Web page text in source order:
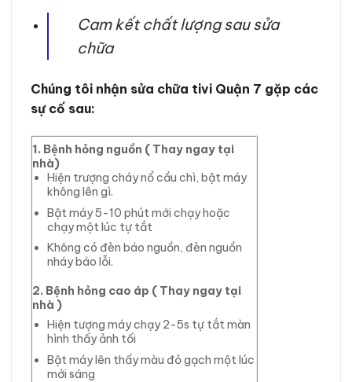
Cam kết chất lượng sau sửa
chữa
Chúng tôi nhận sửa chữa tivi Quận 7 gặp các
sự cố sau:
1. Bệnh hỏng nguồn ( Thay ngay tại
nhà)
Hiện trượng cháy nổ cầu chì, bật máy
không lên gì.
Bật máy 5-10 phút mới chạy hoặc
chạy một lúc tự tắt
Không có đèn báo nguồn, đèn nguồn
nháy báo lỗi.
2. Bệnh hỏng cao áp ( Thay ngay tại
nhà )
Hiện tượng máy chạy 2-5s tự tắt màn
hình thấy ảnh tối
Bật máy lên thấy màu đỏ gạch một lúc
mới sáng